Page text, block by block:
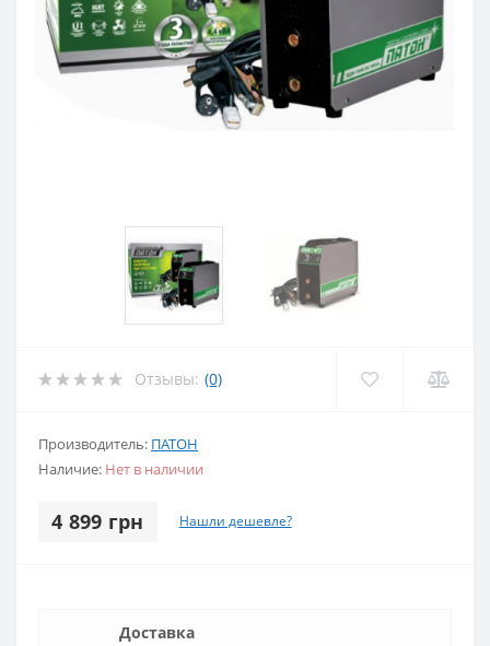
Отзывы: (0)
Производитель: ПАТОН
Наличие: Нет в наличии
4 899 грн Нашли дешевле?
Доставка